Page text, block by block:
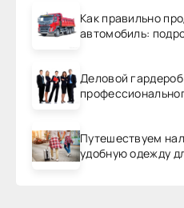
Как правильно
автомобиль:
Деловой
Путешествуем
удобную одежду